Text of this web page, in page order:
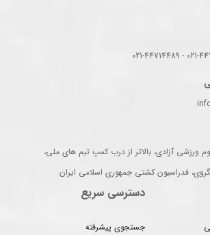
ورزشی آزادی، بالاتر از درب کمپ تیم های ملی،
فدراسیون کشتی جمهوری اسلامی ایران
دسترسی سریع
جستجوی پیشرفته